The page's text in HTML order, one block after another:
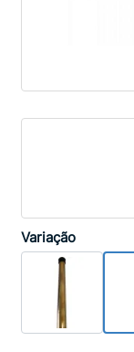
Variação